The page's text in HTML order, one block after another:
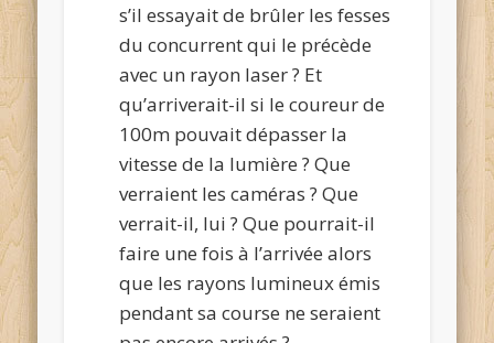
s’il essayait de brûler les fesses
du concurrent qui le précède
avec un rayon laser ? Et
qu’arriverait-il si le coureur de
100m pouvait dépasser la
vitesse de la lumière ? Que
verraient les caméras ? Que
verrait-il, lui ? Que pourrait-il
faire une fois à l’arrivée alors
que les rayons lumineux émis
pendant sa course ne seraient